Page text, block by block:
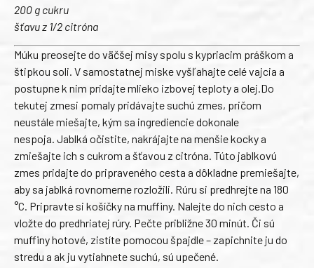
200 g cukru
šťavu z 1/2 citróna
Múku preosejte do väčšej misy spolu s kypriacim práškom a
štipkou soli. V samostatnej miske vyšľahajte celé vajcia a
postupne k nim pridajte mlieko izbovej teploty a olej.Do
tekutej zmesi pomaly pridávajte suchú zmes, pričom
neustále miešajte, kým sa ingrediencie dokonale
nespoja. Jablká očistite, nakrájajte na menšie kocky a
zmiešajte ich s cukrom a šťavou z citróna. Túto jablkovú
zmes pridajte do pripraveného cesta a dôkladne premiešajte,
aby sa jablká rovnomerne rozložili. Rúru si predhrejte na 180
°C. Pripravte si košíčky na muffiny. Nalejte do nich cesto a
vložte do predhriatej rúry. Pečte približne 30 minút. Či sú
muffiny hotové, zistíte pomocou špajdle – zapichnite ju do
stredu a ak ju vytiahnete suchú, sú upečené.